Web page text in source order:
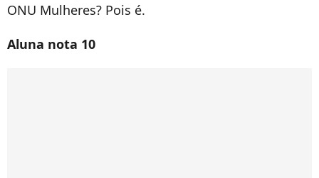
ONU Mulheres? Pois é.
Aluna nota 10